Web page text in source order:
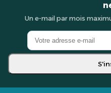
Un e-mail par mois